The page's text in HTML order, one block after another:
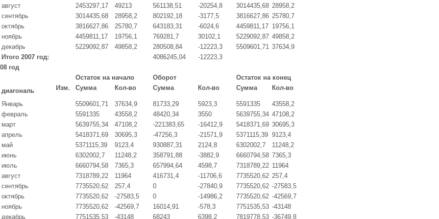
август 2453297,17 49213 561138,51 -20254,8 3014435,68 28958,2
сентябрь
3014435,68 28958,2 802192,18 -3177,5 3816627,86 25780,7
октябрь
3816627,86 25780,7 643183,31 -6024,6 4459811,17 19756,1
ноябрь
4459811,17 19756,1 769281,7 30102,1 5229092,87 49858,2
декабрь
5229092,87 49858,2 280508,84 -12223,3 5509601,71 37634,9
Итого 2007 год:
4086245,04
-12223,3
год
Остаток на начало
Оборот
Остаток на конец
диагональ
Изм. Сумма Кол-во Сумма Кол-во Сумма Кол-во
Январь 5509601,71 37634,9 81733,29 5923,3 5591335
43558,2
февраль
5591335 43558,2 48420,34 3550 5639755,34 47108,2
март
5639755,34 47108,2 -221383,65 -16412,9 5418371,69 30695,3
апрель
5418371,69 30695,3 -47256,3 -21571,9 5371115,39 9123,4
май
5371115,39 9123,4 930887,31 2124,8 6302002,7
11248,2
июнь
6302002,7 11248,2 358791,88 -3882,9 6660794,58 7365,3
июль
6660794,58 7365,3 657994,64 4598,7 7318789,22 11964
август
7318789,22 11964 416731,4 -11706,6 7735520,62 257,4
сентябрь
7735520,62 257,4 0 -27840,9 7735520,62 -27583,5
октябрь
7735520,62 -27583,5 0 -14986,2 7735520,62 -42569,7
ноябрь
7735520,62 -42569,7 16014,91 -578,3 7751535,53 -43148
декабрь
7751535,53 -43148 68243 6398,2 7819778,53 -36749,8